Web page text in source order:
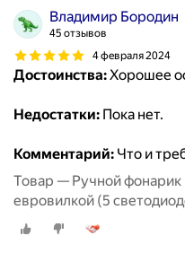
Владимир Бородин
45 отзывов
4 февраля 2024
Достоинства:Хорошее
Недостатки: Пока нет.
Комментарий: Что и
Товар — Ручной фонарик
евровилкой (5